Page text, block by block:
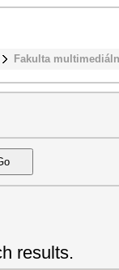
Fakulta
results.